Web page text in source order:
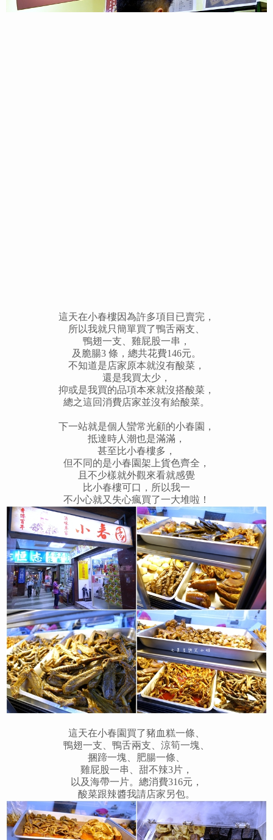
這天在小春樓因為許多項目已賣完，
所以我就只簡單買了鴨舌兩支、
鴨翅一支、雞屁股一串，
及脆腸3 條，總共花費146元。
不知道是店家原本就沒有酸菜，
還是我買太少，
抑或是我買的品項本來就沒搭酸菜，
總之這回消費店家並沒有給酸菜。
下一站就是個人蠻常光顧的小春園，
抵達時人潮也是滿滿，
甚至比小春樓多，
但不同的是小春園架上貨色齊全，
且不少樣就外觀來看就感覺
比小春樓可口， 所以我一
不小心就又失心瘋買了一大堆啦！
這天在小春園買了豬血糕一條、
鴨翅一支、鴨舌兩支、 涼筍一塊、
捆蹄一塊、
肥腸一條、
雞屁股一串、 甜不辣3片 ，
以及海帶一片。 總消費316元，
酸菜跟辣醬我請店家另包。